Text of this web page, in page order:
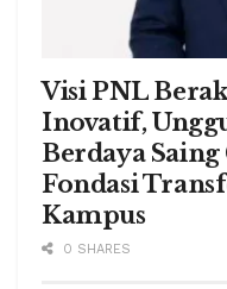
Visi PNL
Inovatif,
Berdaya Saing
Fondasi
Kampus
0 SHARES